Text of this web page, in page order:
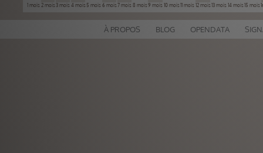
1 mois 2 mois 3 mois 4 mois 5 mois 6 mois 7 mois 8 mois 9 mois 10 mois11 mois 12 mois 13 mois 14 mois15 mois
À PROPOS BLOG OPENDATA